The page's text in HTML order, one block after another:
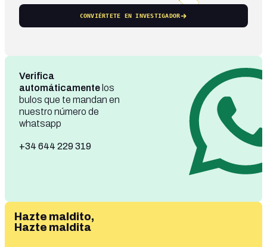
CONVIÉRTETE EN INVESTIGADOR
Verifica
automáticamente los
bulos que te mandan en
nuestro número de
whatsapp
+34 644 229 319
Hazte maldito,
Hazte maldita